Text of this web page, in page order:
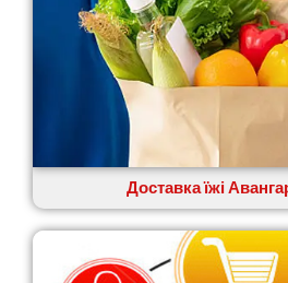
Доставка їжі